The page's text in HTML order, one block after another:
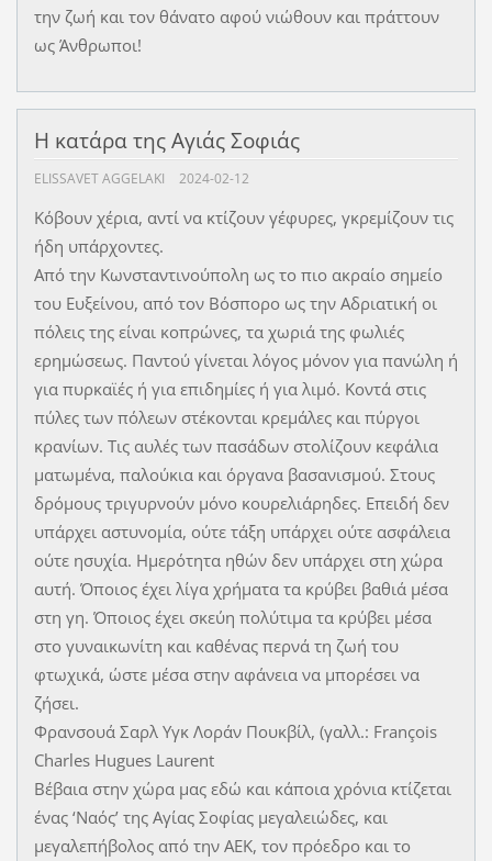
την ζωή και τον θάνατο αφού νιώθουν και πράττουν
ως Άνθρωποι!
Η κατάρα της Αγιάς Σοφιάς
ELISSAVET AGGELAKI 2024-02-12
Κόβουν χέρια, αντί να κτίζουν γέφυρες, γκρεμίζουν τις
ήδη υπάρχοντες.
Από την Κωνσταντινούπολη ως το πιο ακραίο σημείο
του Ευξείνου, από τον Βόσπορο ως την Αδριατική οι
πόλεις της είναι κοπρώνες, τα χωριά της φωλιές
ερημώσεως. Παντού γίνεται λόγος μόνον για πανώλη ή
για πυρκαϊές ή για επιδημίες ή για λιμό. Κοντά στις
πύλες των πόλεων στέκονται κρεμάλες και πύργοι
κρανίων. Τις αυλές των πασάδων στολίζουν κεφάλια
ματωμένα, παλούκια και όργανα βασανισμού. Στους
δρόμους τριγυρνούν μόνο κουρελιάρηδες. Επειδή δεν
υπάρχει αστυνομία, ούτε τάξη υπάρχει ούτε ασφάλεια
ούτε ησυχία. Ημερότητα ηθών δεν υπάρχει στη χώρα
αυτή. Όποιος έχει λίγα χρήματα τα κρύβει βαθιά μέσα
στη γη. Όποιος έχει σκεύη πολύτιμα τα κρύβει μέσα
στο γυναικωνίτη και καθένας περνά τη ζωή του
φτωχικά, ώστε μέσα στην αφάνεια να μπορέσει να
ζήσει.
Φρανσουά Σαρλ Υγκ Λοράν Πουκβίλ, (γαλλ.: François
Charles Hugues Laurent
Βέβαια στην χώρα μας εδώ και κάποια χρόνια κτίζεται
ένας ‘Ναός’ της Αγίας Σοφίας μεγαλειώδες, και
μεγαλεπήβολος από την ΑΕΚ, τον πρόεδρο και το